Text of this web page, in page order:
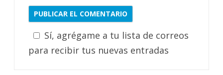
Sí, agrégame a tu lista de correos
para recibir tus nuevas entradas